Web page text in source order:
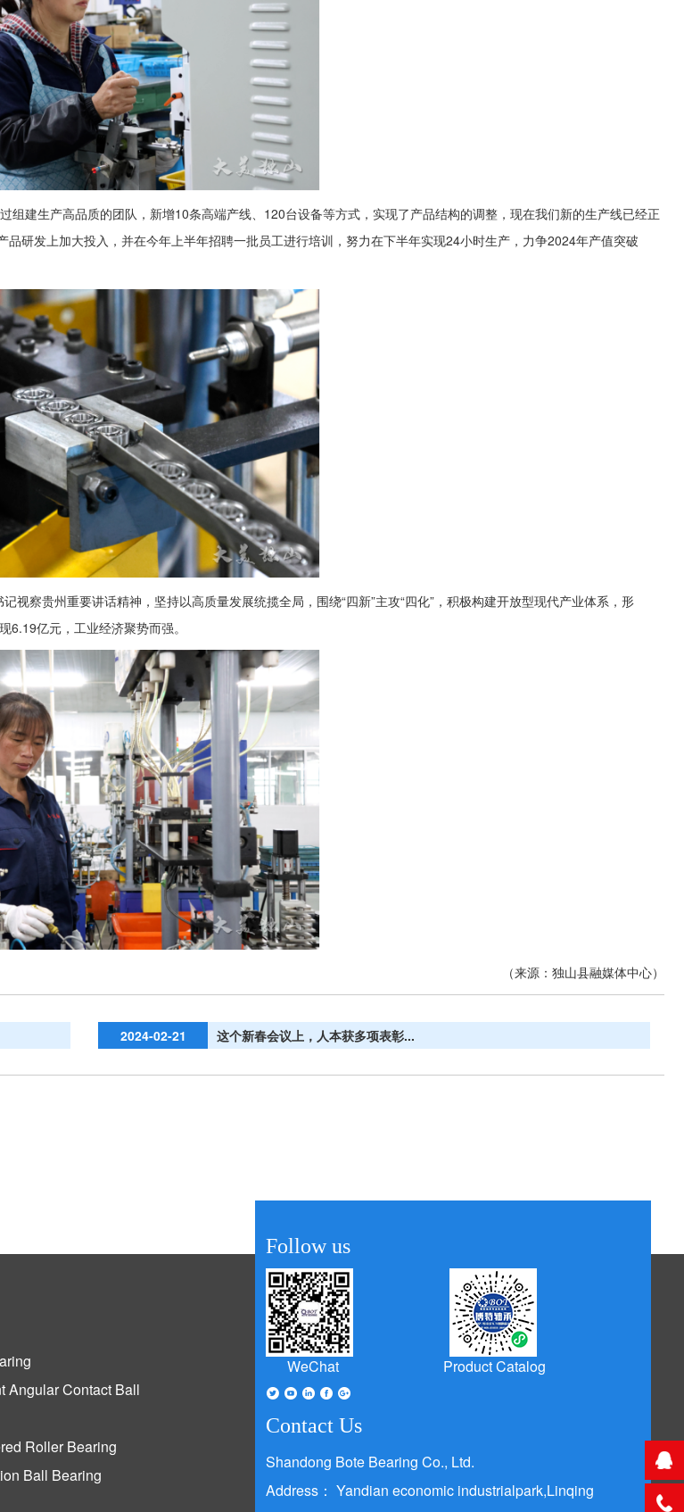
建生产高品质的团队，新增10条高端产线、120台设备等方式，实现了产品结构的调整，现在我们新的生产线已经正
研发上加大投入，并在今年上半年招聘一批员工进行培训，努力在下半年实现24小时生产，力争2024年产值突破
察贵州重要讲话精神，坚持以高质量发展统揽全局，围绕“四新”主攻“四化”，积极构建开放型现代产业体系，形
亿元，工业经济聚势而强。
（来源：独山县融媒体中心）
2024-02-21 这个新春会议上，人本获多项表彰...
Angular Contact Ball
Roller Bearing
Ball Bearing
Follow us
WeChat Product Catalog
Contact Us
Shandong Bote Bearing Co., Ltd.
Address： Yandian economic industrialpark,Linqing